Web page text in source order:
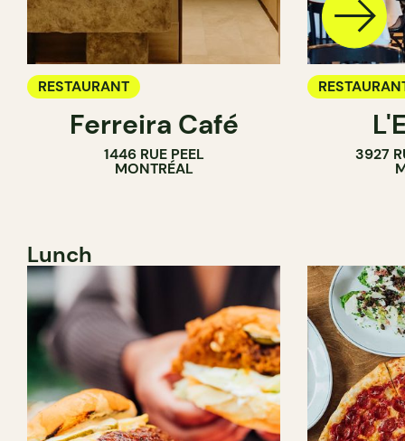
RESTAURANT
Ferreira Café
1446 RUE PEEL
MONTRÉAL
3927
Lunch